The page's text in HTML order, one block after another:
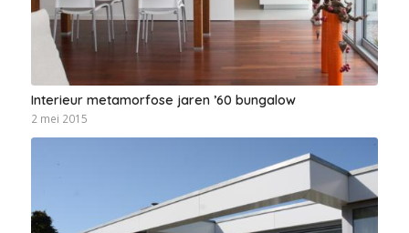
Interieur metamorfose jaren ’60 bungalow
2 mei 2015